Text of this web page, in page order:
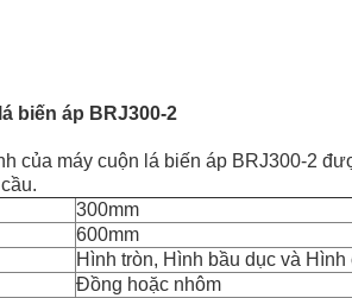
biến áp BRJ300-2
của máy cuộn lá biến áp BRJ300-2
300mm
600mm
Hình tròn, Hình bầu dục và Hình
Đồng hoặc nhôm